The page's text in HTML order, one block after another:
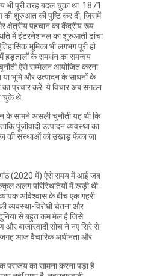
भी पूरी तरह बदल चुका था. 1871
शुरुआत की पुष्टि कर दी, जिसमें
क्षेत्रीय पहचान का केंद्रीय रूप
में इंटरनेशनल का शुरुआती ढांचा
भूमिका भी लगभग पूरी हो
हड़तालों के समर्थन का समन्वय
ऐसे सम्मेलन आयोजित करना
या भूमि और उत्पादन के साधनों के
का प्रचार करें. ये विचार अब संगठन
चुके थे.
के सामने असली चुनौती यह थी कि
पूंजीवादी उत्पादन व्यवस्था का
की संस्थाओं को उखाड़ फेंका जा
(2020 में) ऐसे समय में आई जब
अलग परिस्थितियों में खड़ी थी.
अविश्वास के बीच एक गहरी
व्यवस्था-विरोधी चेतना और
से बहुत कम मेल है जिसे
और बाजारवादी सोच ने नए सिरे से
जगह आज वैचारिक अधीनता और
पराजय का सामना करना पड़ा है